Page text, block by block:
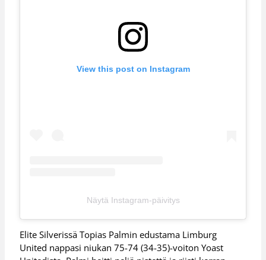
View this post on Instagram
Näytä Instagram-päivitys
Elite Silverissä Topias Palmin edustama Limburg
United nappasi niukan 75-74 (34-35)-voiton Yoast